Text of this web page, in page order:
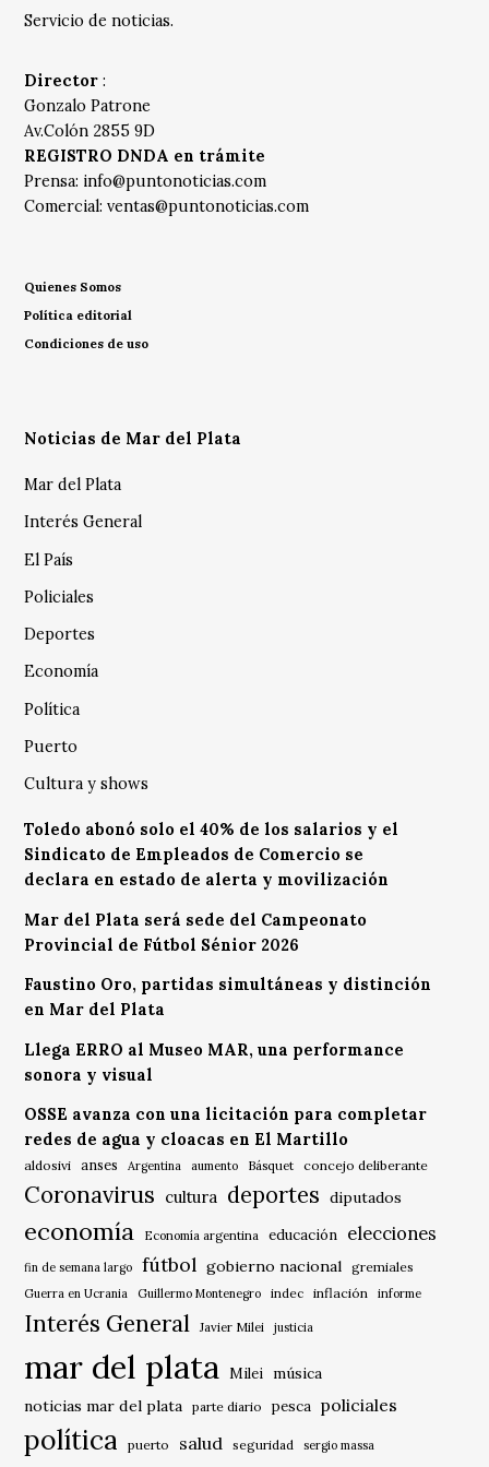
Servicio de noticias.
Director :
Gonzalo Patrone
Av.Colón 2855 9D
REGISTRO DNDA en trámite
Prensa: info@puntonoticias.com
Comercial:ventas@puntonoticias.com
Quienes Somos
Política editorial
Condiciones de uso
Noticias de Mar del Plata
Mar del Plata
Interés General
El País
Policiales
Deportes
Economía
Política
Puerto
Cultura y shows
Toledo abonó solo el 40% de los salarios y el
Sindicato de Empleados de Comercio se
declara en estado de alerta y movilización
Mar del Plata será sede del Campeonato
Provincial de Fútbol Sénior 2026
Faustino Oro, partidas simultáneas y distinción
en Mar del Plata
Llega ERRO al Museo MAR, una performance
sonora y visual
OSSE avanza con una licitación para completar
redes de agua y cloacas en El Martillo
aldosivi anses Argentina aumento Básquet concejo deliberante
Coronavirus cultura deportes diputados
economía Economía argentina educación elecciones
fin de semana largo fútbol gobierno nacional gremiales
Guerra en Ucrania Guillermo Montenegro indec inflación informe
Interés General Javier Milei justicia
mar del plata Milei música
noticias mar del plata
parte diario pesca policiales
política puerto salud seguridad sergio massa